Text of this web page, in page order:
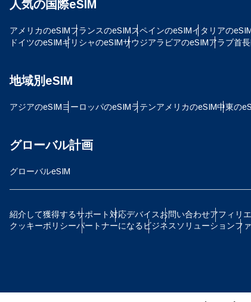
人気の国際eSIM
アメリカのeSIMフランスのeSIMスペインのeSIMイタリアの
ドイツのeSIMギリシャのeSIMサウジアラビアのeSIMアラブ首
地域別eSIM
アジアのeSIMヨーロッパのeSIMラテンアメリカのeSIM中東の
グローバル計画
グローバルeSIM
紹介して獲得するサポート対応デバイスお問い合わせアフィリ
クッキーポリシーパートナーになるビジネスソリューションフ